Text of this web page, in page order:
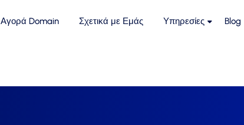
Αγορά Domain Σχετικά με Εμάς Υπηρεσίες Blog